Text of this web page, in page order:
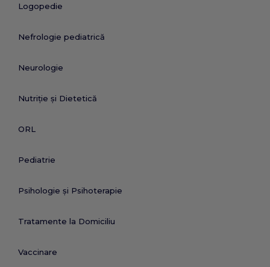
Logopedie
Nefrologie pediatrică
Neurologie
Nutriție și Dietetică
ORL
Pediatrie
Psihologie și Psihoterapie
Tratamente la Domiciliu
Vaccinare